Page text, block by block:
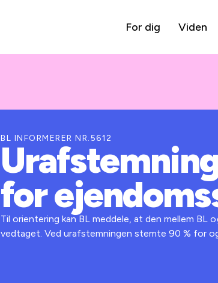
For dig Viden
BL INFORMERER NR.5612
for
Til orientering kan BL meddele, at den mellem
vedtaget. Ved urafstemningen stemte 90 % for